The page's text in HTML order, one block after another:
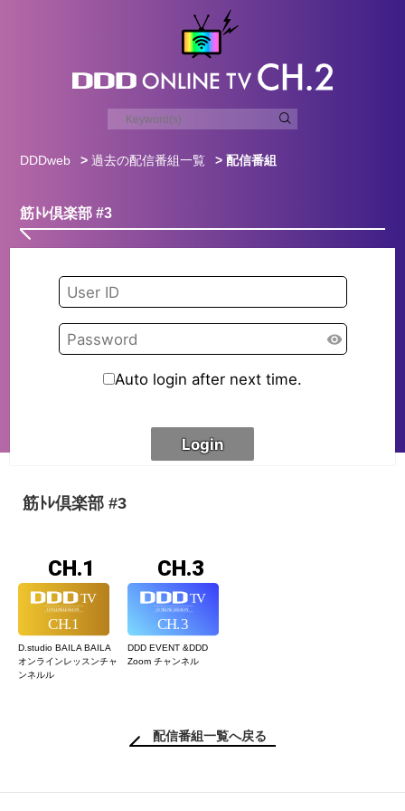
DDDweb >過去の配信番組一覧 > 配信番組
筋ﾄﾚ倶楽部 #3
筋ﾄﾚ倶楽部 #3
CH.1
D.studio BAILA BAILA
オンラインレッスンチャ
ンネルル
CH.3
DDD EVENT &DDD
Zoom チャンネル
配信番組一覧へ戻る